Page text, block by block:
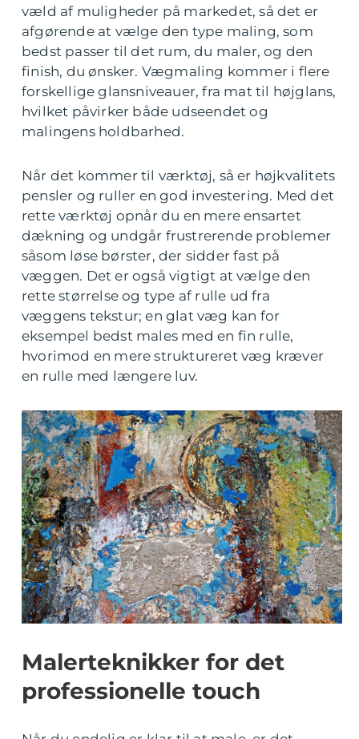
væld af muligheder på markedet, så det er
afgørende at vælge den type maling, som
bedst passer til det rum, du maler, og den
finish, du ønsker. Vægmaling kommer i flere
forskellige glansniveauer, fra mat til højglans,
hvilket påvirker både udseendet og
malingens holdbarhed.
Når det kommer til værktøj, så er højkvalitets
pensler og ruller en god investering. Med det
rette værktøj opnår du en mere ensartet
dækning og undgår frustrerende problemer
såsom løse børster, der sidder fast på
væggen. Det er også vigtigt at vælge den
rette størrelse og type af rulle ud fra
væggens tekstur; en glat væg kan for
eksempel bedst males med en fin rulle,
hvorimod en mere struktureret væg kræver
en rulle med længere luv.
Malerteknikker for det
professionelle touch